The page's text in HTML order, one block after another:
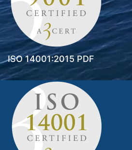
ISO 14001:2015 PDF